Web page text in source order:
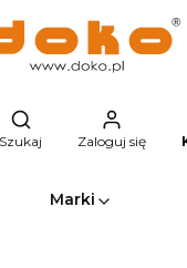
Otwórz wyszukiwarkę
Szukaj Zaloguj się
Marki